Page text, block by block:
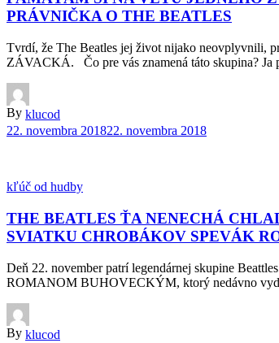
PRÁVNIČKA O THE BEATLES
Tvrdí, že The Beatles jej život nijako neovplyvnili,
ZÁVACKÁ. Čo pre vás znamená táto skupina? Ja
By klucod
22. novembra 201822. novembra 2018
kľúč od hudby
THE BEATLES ŤA NENECHÁ
SVIATKU CHROBÁKOV SPEVÁK
Deň 22. november patrí legendárnej skupine
ROMANOM BUHOVECKÝM, ktorý nedávno
By klucod